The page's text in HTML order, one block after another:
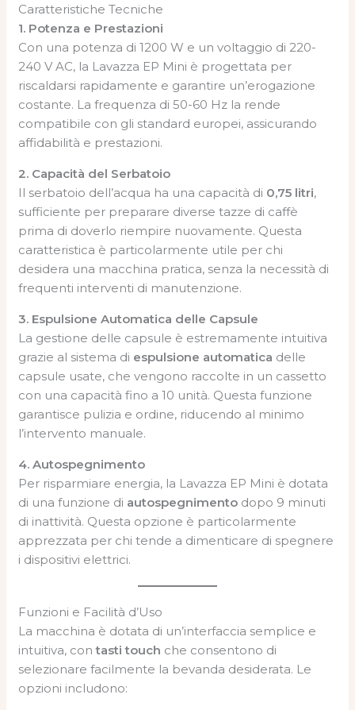
Caratteristiche Tecniche
1. Potenza e Prestazioni
Con una potenza di 1200 W e un voltaggio di 220-
240 V AC, la Lavazza EP Mini è progettata per
riscaldarsi rapidamente e garantire un’erogazione
costante. La frequenza di 50-60 Hz la rende
compatibile con gli standard europei, assicurando
affidabilità e prestazioni.
2. Capacità del Serbatoio
Il serbatoio dell’acqua ha una capacità di 0,75 litri,
sufficiente per preparare diverse tazze di caffè
prima di doverlo riempire nuovamente. Questa
caratteristica è particolarmente utile per chi
desidera una macchina pratica, senza la necessità di
frequenti interventi di manutenzione.
3. Espulsione Automatica delle Capsule
La gestione delle capsule è estremamente intuitiva
grazie al sistema di espulsione automatica delle
capsule usate, che vengono raccolte in un cassetto
con una capacità fino a 10 unità. Questa funzione
garantisce pulizia e ordine, riducendo al minimo
l’intervento manuale.
4. Autospegnimento
Per risparmiare energia, la Lavazza EP Mini è dotata
di una funzione di autospegnimento dopo 9 minuti
di inattività. Questa opzione è particolarmente
apprezzata per chi tende a dimenticare di spegnere
i dispositivi elettrici.
Funzioni e Facilità d’Uso
La macchina è dotata di un’interfaccia semplice e
intuitiva, contasti touch che consentono di
selezionare facilmente la bevanda desiderata. Le
opzioni includono: